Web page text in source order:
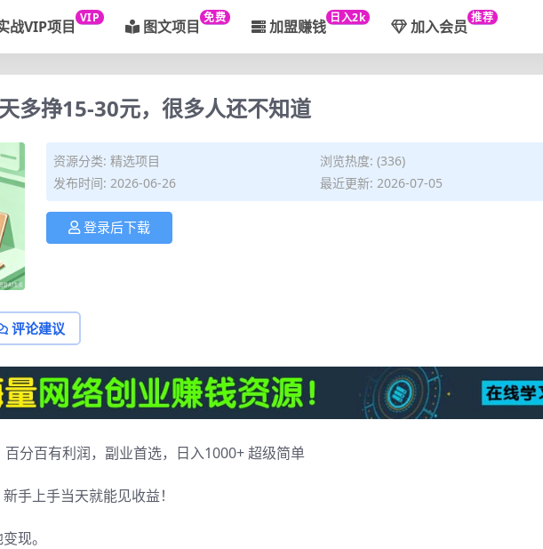
战VIP项目 VIP 图文项目 免费 加盟赚钱 日入2k 加入会员 推荐
多挣15-30元，很多人还不知道
资源分类: 精选项目
浏览热度: (336)
发布时间: 2026-06-26
最近更新: 2026-07-05
登录后下载
评论建议
分百有利润，副业首选，日入1000+ 超级简单
手上手当天就能见收益！
现。